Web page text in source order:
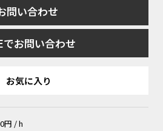
問い合わせ
でお問い合わせ
お気に入り
円 / h